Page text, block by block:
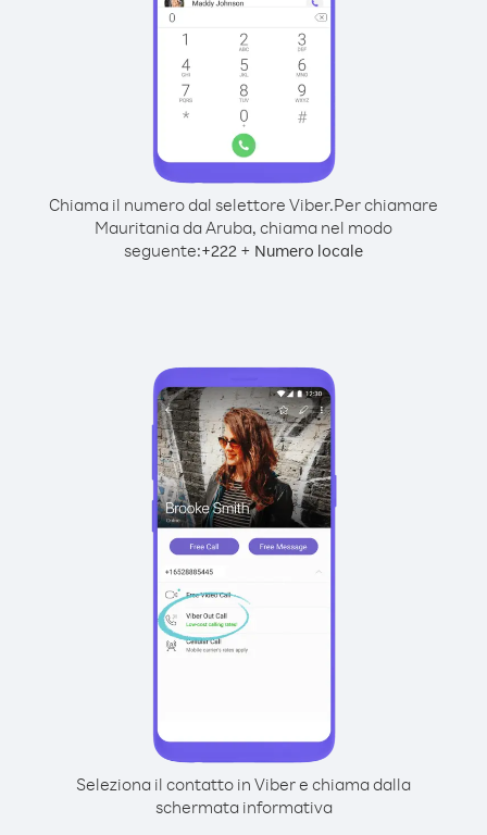
Chiama il numero dal selettore Viber.Per chiamare
Mauritania da Aruba, chiama nel modo
seguente:+222 + Numero locale
Seleziona il contatto in Viber e chiama dalla
schermata informativa